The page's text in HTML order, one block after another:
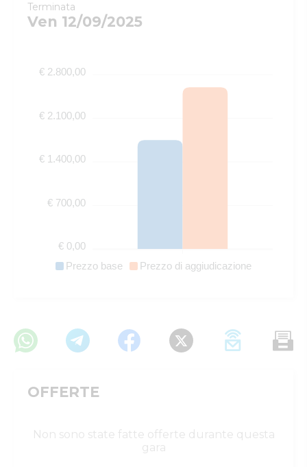
Terminata
Ven 12/09/2025
Prezzo base Prezzo di aggiudicazione
€ 2.800,00
€ 2.100,00
€ 1.400,00
€ 700,00
€ 0,00
OFFERTE
Non sono state fatte offerte durante questa
gara